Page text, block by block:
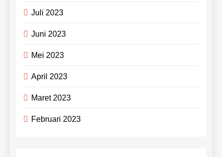
Juli 2023
Juni 2023
Mei 2023
April 2023
Maret 2023
Februari 2023